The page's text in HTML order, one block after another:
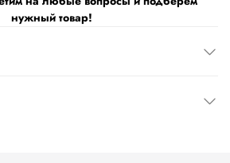
нужный товар!